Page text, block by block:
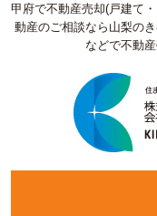
甲府で不動産売却(戸建て
動産のご相談なら山梨の
などで不動